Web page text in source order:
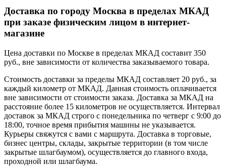
Доставка по городу Москва в пределах МКАД
при заказе физическим лицом в интернет-
магазине
Цена доставки по Москве в пределах МКАД составит 350
руб., вне зависимости от количества заказываемого товара.
Стоимость доставки за пределы МКАД составляет 20 руб., за
каждый километр от МКАД. Данная стоимость оплачивается
вне зависимости от стоимости заказа. Доставка за МКАД на
расстояние более 15 километров не осуществляется. Интервал
доставок за МКАД строго с понедельника по четверг с 9:00 до
18:00, точное время прибытия машины не указывается.
Курьеры свяжутся с вами с маршрута. Доставка в торговые,
бизнес центры, склады, закрытые территории (в том числе
закрытые шлагбаумом), осуществляется до главного входа,
проходной или шлагбаума.